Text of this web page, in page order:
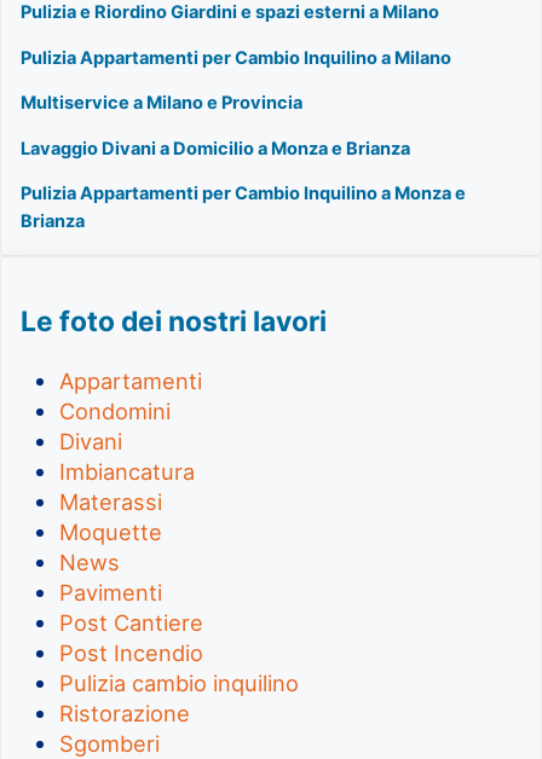
Pulizia e Riordino Giardini e spazi esterni a Milano
Pulizia Appartamenti per Cambio Inquilino a Milano
Multiservice a Milano e Provincia
Lavaggio Divani a Domicilio a Monza e Brianza
Pulizia Appartamenti per Cambio Inquilino a Monza e
Brianza
Le foto dei nostri lavori
Appartamenti
Condomini
Divani
Imbiancatura
Materassi
Moquette
News
Pavimenti
Post Cantiere
Post Incendio
Pulizia cambio inquilino
Ristorazione
Sgomberi